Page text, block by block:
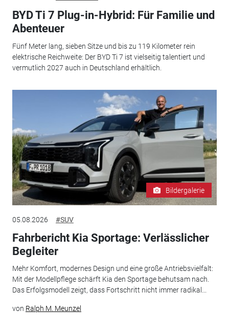
BYD Ti 7 Plug-in-Hybrid: Für Familie und
Abenteuer
Fünf Meter lang, sieben Sitze und bis zu 119 Kilometer rein
elektrische Reichweite: Der BYD Ti 7 ist vielseitig talentiert und
vermutlich 2027 auch in Deutschland erhältlich.
Bildergalerie
05.08.2026 #SUV
Fahrbericht Kia Sportage: Verlässlicher
Begleiter
Mehr Komfort, modernes Design und eine große Antriebsvielfalt:
Mit der Modellpflege schärft Kia den Sportage behutsam nach.
Das Erfolgsmodell zeigt, dass Fortschritt nicht immer radikal...
von Ralph M. Meunzel